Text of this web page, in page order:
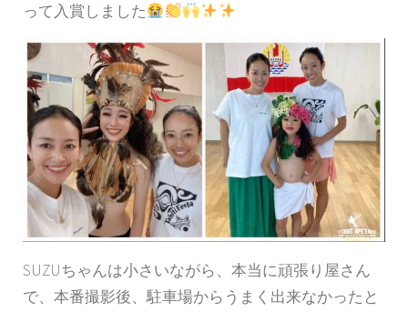
って入賞しました
SUZUちゃんは小さいながら、本当に頑張り屋さん
で、本番撮影後、駐車場からうまく出来なかったと